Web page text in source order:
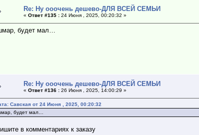
Re: Ну ооочень дешево-ДЛЯ ВСЕЙ СЕМЬИ
«Ответ #135 : 24 Июня , 2025, 00:20:32 »
будет мал…
Re: Ну ооочень дешево-ДЛЯ ВСЕЙ СЕМЬИ
«Ответ #136 : 26 Июня , 2025, 14:00:29 »
Савская от 24 Июня , 2025, 00:20:32
будет мал…
в комментариях к заказу